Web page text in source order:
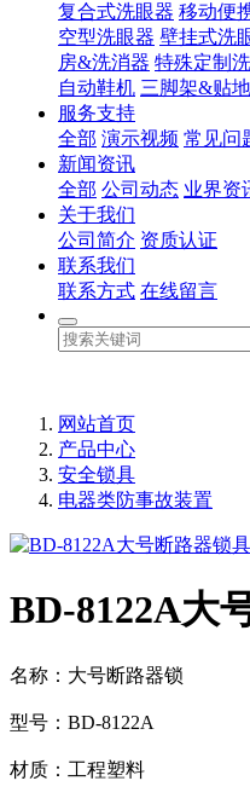
复合式洗眼器 移动便
空型洗眼器 壁挂式洗
房&洗消器 特殊定制
自动鞋机 三脚架&贴
服务支持
全部 演示视频 常见问
新闻资讯
全部 公司动态 业界资
关于我们
公司简介 资质认证
联系我们
联系方式 在线留言
网站首页
产品中心
安全锁具
电器类防事故装置
BD-8122A大
名称：大号断路器锁
型号：BD-8122A
材质：工程塑料